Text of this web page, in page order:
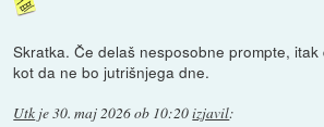
Skratka. Če delaš nesposobne prompte,
kot da ne bo jutrišnjega dne.
Utk je30. maj 2026 ob 10:20izjavil: